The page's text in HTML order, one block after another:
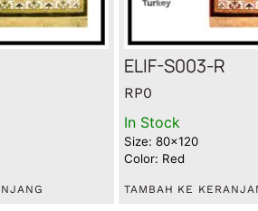
ELIF-S003-R
RP0
In Stock
Size: 80x120
Color: Red
TAMBAH KE